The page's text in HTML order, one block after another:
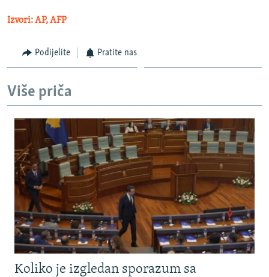
Izvori: AP, AFP
Podijelite Pratite nas
Više priča
Koliko je izgledan sporazum sa